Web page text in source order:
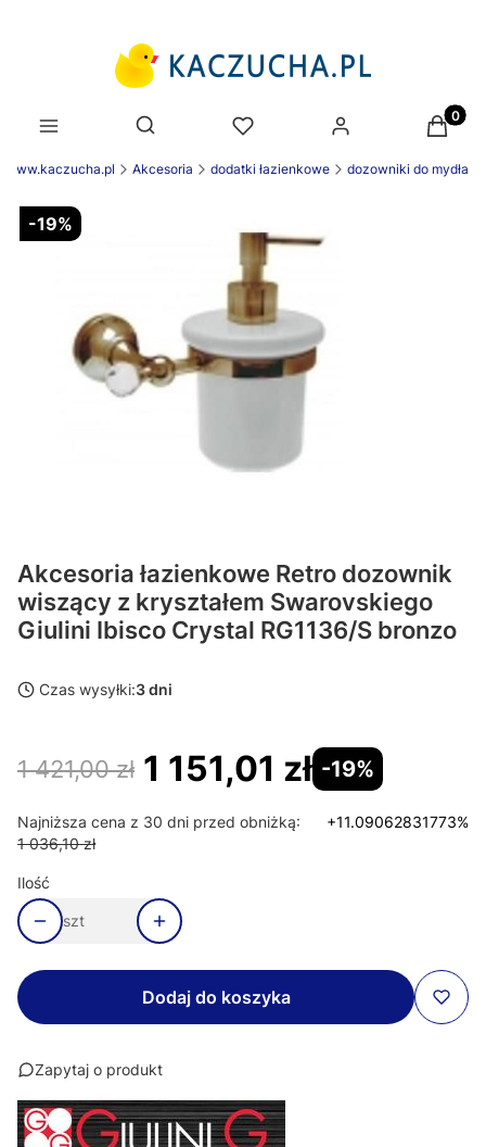
Otwórz wyszukiwarkę
www.kaczucha.pl Akcesoria dodatki łazienkowe dozowniki do mydła
-19%
Akcesoria łazienkowe Retro dozownik
wiszący z kryształem Swarovskiego
Giulini Ibisco Crystal RG1136/S bronzo
Czas wysyłki:3 dni
1 421,00 zł 1 151,01 zł -19%
Najniższa cena z 30 dni przed obniżką:
1 036,10 zł
+11.09062831773%
Ilość
szt
Dodaj do koszyka
Zapytaj o produkt